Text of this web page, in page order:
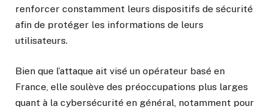
renforcer constamment leurs dispositifs de sécurité
afin de protéger les informations de leurs
utilisateurs.
Bien que l’attaque ait visé un opérateur basé en
France, elle soulève des préoccupations plus larges
quant à la cybersécurité en général, notamment pour